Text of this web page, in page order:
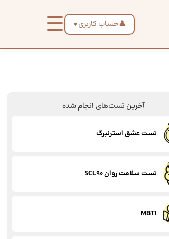
👤حساب کاربری ▼
☰
آخرین تست‌های انجام شده
تست عشق استرنبرگ
تست سلامت روان SCL90
MBTI